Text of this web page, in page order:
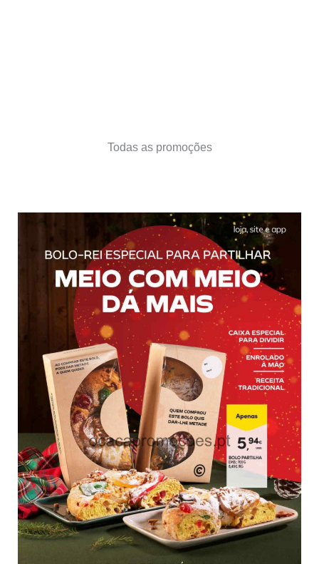
Todas as promoções